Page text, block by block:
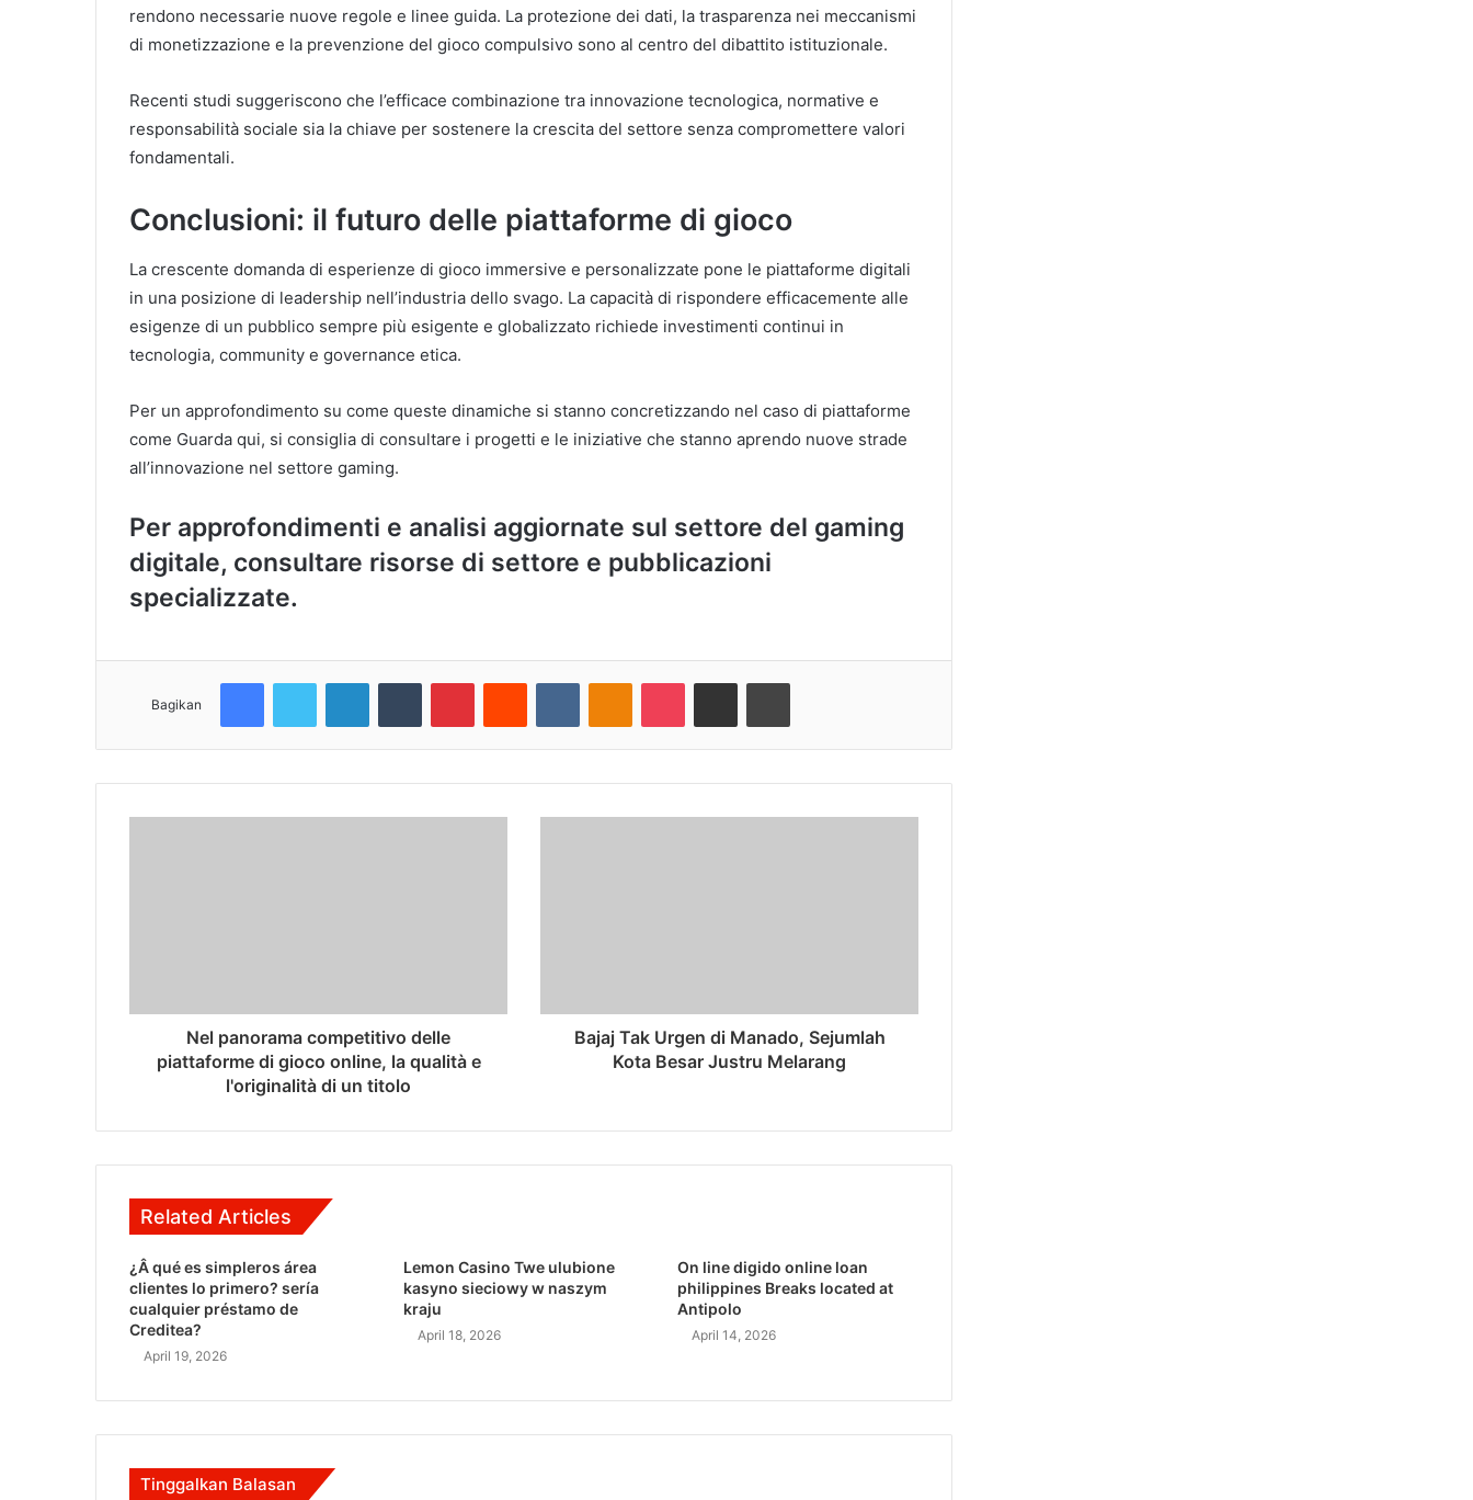
rendono necessarie nuove regole e linee guida. La protezione dei dati, la trasparenza nei meccanismi
di monetizzazione e la prevenzione del gioco compulsivo sono al centro del dibattito istituzionale.
Recenti studi suggeriscono che l’efficace combinazione tra innovazione tecnologica, normative e
responsabilità sociale sia la chiave per sostenere la crescita del settore senza compromettere valori
fondamentali.
Conclusioni: il futuro delle piattaforme di gioco
La crescente domanda di esperienze di gioco immersive e personalizzate pone le piattaforme digitali
in una posizione di leadership nell’industria dello svago. La capacità di rispondere efficacemente alle
esigenze di un pubblico sempre più esigente e globalizzato richiede investimenti continui in
tecnologia, community e governance etica.
Per un approfondimento su come queste dinamiche si stanno concretizzando nel caso di piattaforme
come Guarda qui, si consiglia di consultare i progetti e le iniziative che stanno aprendo nuove strade
all’innovazione nel settore gaming.
Per approfondimenti e analisi aggiornate sul settore del gaming
digitale, consultare risorse di settore e pubblicazioni
specializzate.
Bagikan
Nel panorama competitivo delle
piattaforme di gioco online, la qualità e
l'originalità di un titolo
Bajaj Tak Urgen di Manado, Sejumlah
Kota Besar Justru Melarang
Related Articles
¿Â qué es simpleros área
clientes lo primero? serí­a
cualquier préstamo de
Creditea?
April 19, 2026
Lemon Casino Twe ulubione
kasyno sieciowy w naszym
kraju
April 18, 2026
On line digido online loan
philippines Breaks located at
Antipolo
April 14, 2026
Tinggalkan Balasan